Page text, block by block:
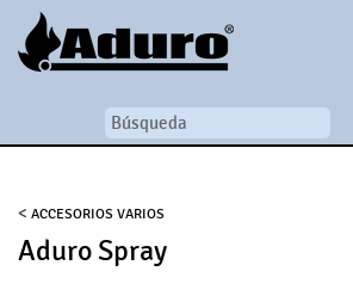
< ACCESORIOS VARIOS
Aduro Spray